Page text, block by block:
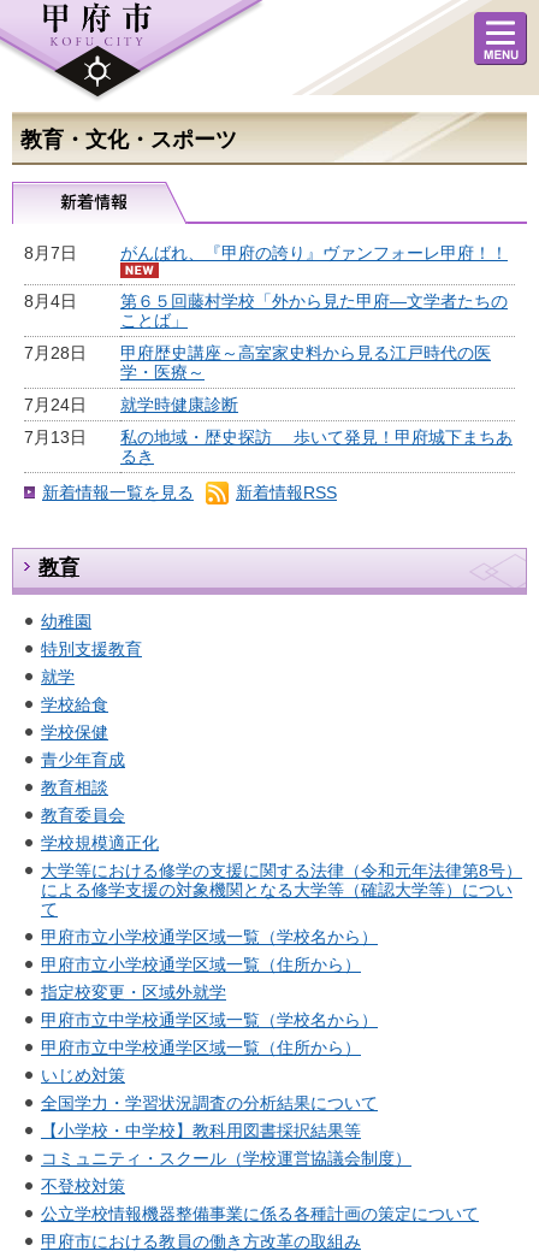
メニュ
ー
教育・文化・スポーツ
8月7日 がんばれ、『甲府の誇り』ヴァンフォーレ甲府！！
8月4日
第６５回藤村学校「外から見た甲府―文学者たちの
ことば」
7月28日
甲府歴史講座～高室家史料から見る江戸時代の医
学・医療～
7月24日
就学時健康診断
7月13日
私の地域・歴史探訪 歩いて発見！甲府城下まちあ
るき
新着情報一覧を見る
新着情報RSS
教育
幼稚園
特別支援教育
就学
学校給食
学校保健
青少年育成
教育相談
教育委員会
学校規模適正化
大学等における修学の支援に関する法律（令和元年法律第8号）
による修学支援の対象機関となる大学等（確認大学等）につい
て
甲府市立小学校通学区域一覧（学校名から）
甲府市立小学校通学区域一覧（住所から）
指定校変更・区域外就学
甲府市立中学校通学区域一覧（学校名から）
甲府市立中学校通学区域一覧（住所から）
いじめ対策
全国学力・学習状況調査の分析結果について
【小学校・中学校】教科用図書採択結果等
コミュニティ・スクール（学校運営協議会制度）
不登校対策
公立学校情報機器整備事業に係る各種計画の策定について
甲府市における教員の働き方改革の取組み